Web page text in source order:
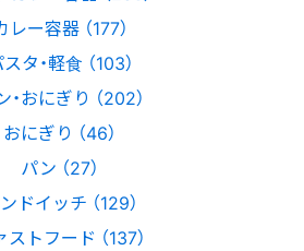
レー容器 （177）
タ・軽食 （103）
・おにぎり （202）
おにぎり （46）
パン （27）
ドイッチ （129）
ストフード （137）